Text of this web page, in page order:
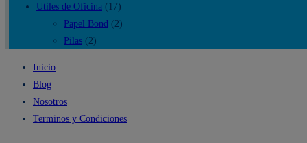
Utiles de Oficina (17)
Papel Bond (2)
Pilas (2)
Inicio
Blog
Nosotros
Terminos y Condiciones